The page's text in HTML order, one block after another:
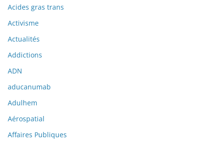
Acides gras trans
Activisme
Actualités
Addictions
ADN
aducanumab
Adulhem
Aérospatial
Affaires Publiques